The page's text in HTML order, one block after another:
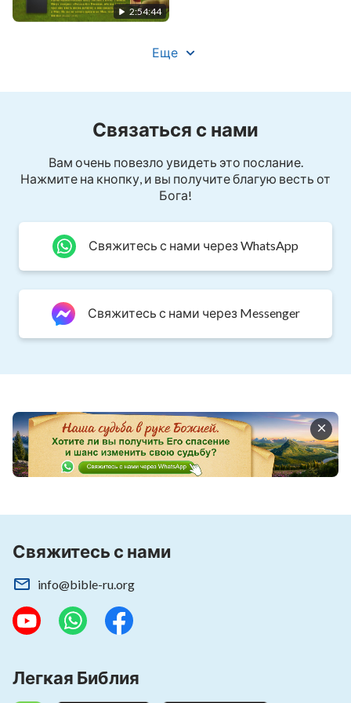
2:54:44
Еще
Связаться с нами
Вам очень повезло увидеть это послание.
Нажмите на кнопку, и вы получите благую весть от
Бога!
Свяжитесь с нами через WhatsApp
Свяжитесь с нами через Messenger
Свяжитесь с нами
info@bible-ru.org
Легкая Библия